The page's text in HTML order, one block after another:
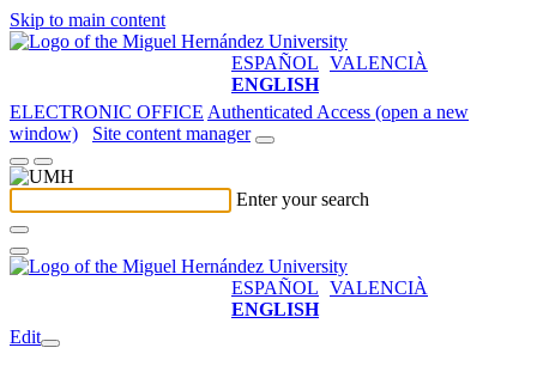
Skip to main content
ESPAÑOL VALENCIÀ
ENGLISH
ELECTRONIC OFFICE Authenticated Access (open a new
window)
Site content manager
Enter your search
ESPAÑOL VALENCIÀ
ENGLISH
Edit